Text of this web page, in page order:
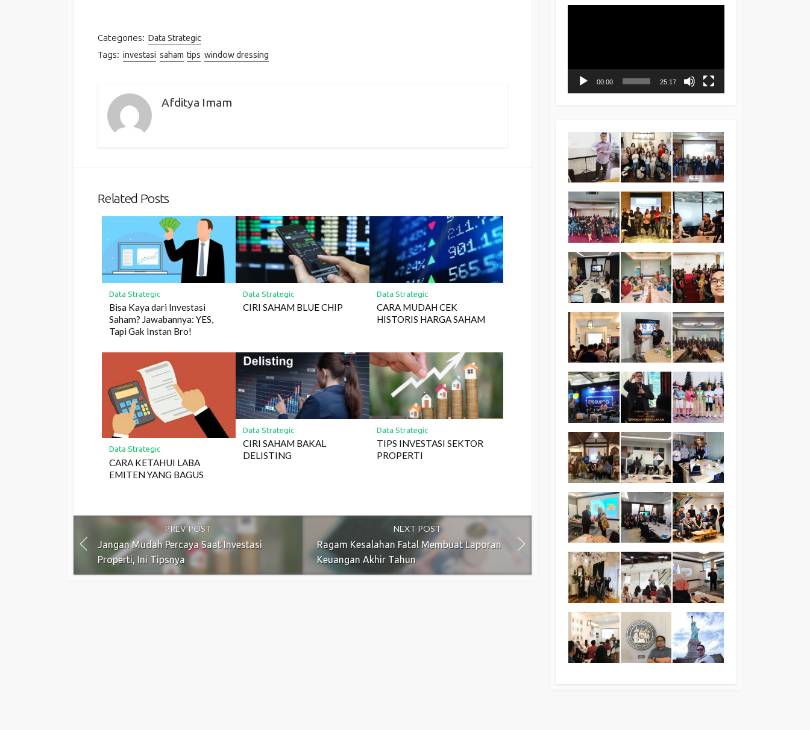
Categories: Data Strategic
Tags: investasi saham tips window dressing
Afditya Imam
Related Posts
Data Strategic
Bisa Kaya dari Investasi
Saham? Jawabannya: YES,
Tapi Gak Instan Bro!
Data Strategic
CIRI SAHAM BLUE CHIP
Data Strategic
CARA MUDAH CEK
HISTORIS HARGA SAHAM
Data Strategic
CARA KETAHUI LABA
EMITEN YANG BAGUS
Data Strategic
CIRI SAHAM BAKAL
DELISTING
Data Strategic
TIPS INVESTASI SEKTOR
PROPERTI
PREV POST
Jangan Mudah Percaya Saat Investasi
Properti, Ini Tipsnya
NEXT POST
Ragam Kesalahan Fatal Membuat Laporan
Keuangan Akhir Tahun
00:00 25:17